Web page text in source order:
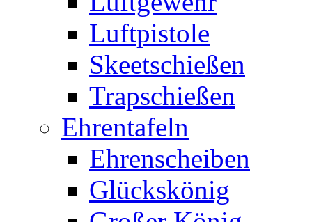
Luftpistole
Skeetschießen
Trapschießen
Ehrentafeln
Ehrenscheiben
Glückskönig